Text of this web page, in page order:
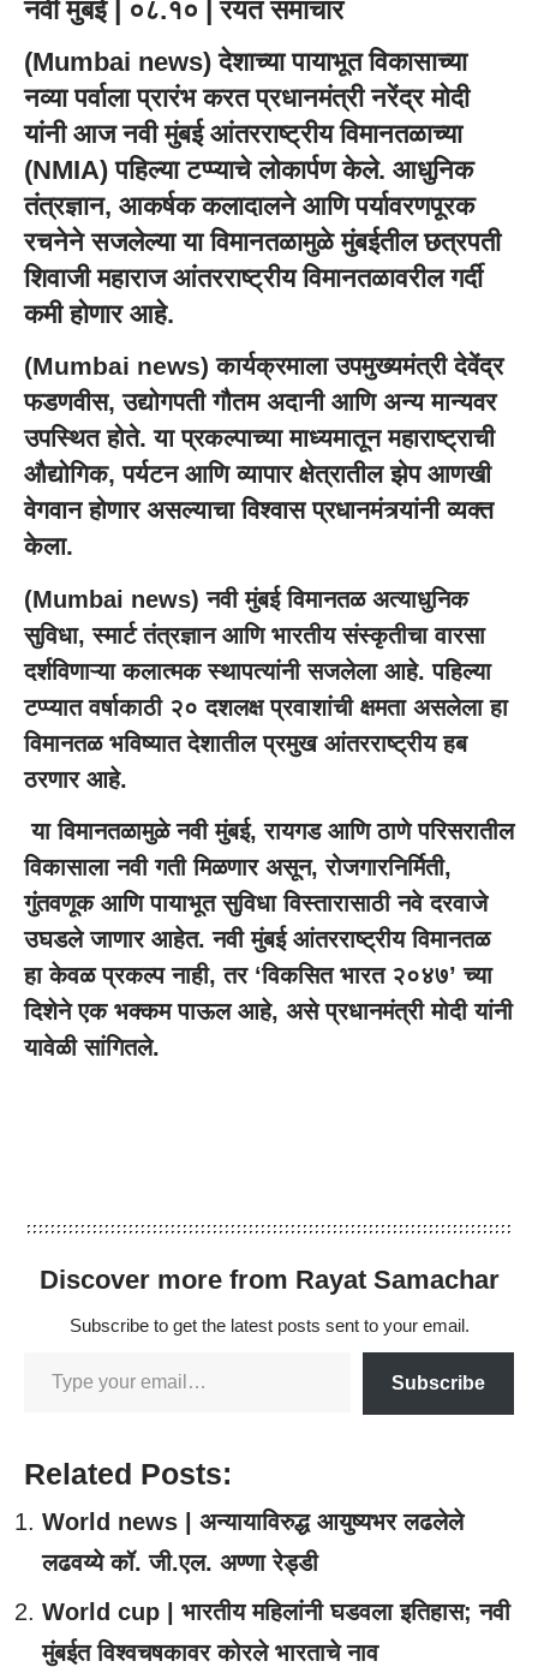
नवी मुंबई | ०८.१० | रयत समाचार
(Mumbai news) देशाच्या पायाभूत विकासाच्या
नव्या पर्वाला प्रारंभ करत प्रधानमंत्री नरेंद्र मोदी
यांनी आज नवी मुंबई आंतरराष्ट्रीय विमानतळाच्या
(NMIA) पहिल्या टप्प्याचे लोकार्पण केले. आधुनिक
तंत्रज्ञान, आकर्षक कलादालने आणि पर्यावरणपूरक
रचनेने सजलेल्या या विमानतळामुळे मुंबईतील छत्रपती
शिवाजी महाराज आंतरराष्ट्रीय विमानतळावरील गर्दी
कमी होणार आहे.
(Mumbai news) कार्यक्रमाला उपमुख्यमंत्री देवेंद्र
फडणवीस, उद्योगपती गौतम अदानी आणि अन्य मान्यवर
उपस्थित होते. या प्रकल्पाच्या माध्यमातून महाराष्ट्राची
औद्योगिक, पर्यटन आणि व्यापार क्षेत्रातील झेप आणखी
वेगवान होणार असल्याचा विश्वास प्रधानमंत्र्यांनी व्यक्त
केला.
(Mumbai news) नवी मुंबई विमानतळ अत्याधुनिक
सुविधा, स्मार्ट तंत्रज्ञान आणि भारतीय संस्कृतीचा वारसा
दर्शविणाऱ्या कलात्मक स्थापत्यांनी सजलेला आहे. पहिल्या
टप्प्यात वर्षाकाठी २० दशलक्ष प्रवाशांची क्षमता असलेला हा
विमानतळ भविष्यात देशातील प्रमुख आंतरराष्ट्रीय हब
ठरणार आहे.
या विमानतळामुळे नवी मुंबई, रायगड आणि ठाणे परिसरातील
विकासाला नवी गती मिळणार असून, रोजगारनिर्मिती,
गुंतवणूक आणि पायाभूत सुविधा विस्तारासाठी नवे दरवाजे
उघडले जाणार आहेत. नवी मुंबई आंतरराष्ट्रीय विमानतळ
हा केवळ प्रकल्प नाही, तर ‘विकसित भारत २०४७’ च्या
दिशेने एक भक्कम पाऊल आहे, असे प्रधानमंत्री मोदी यांनी
यावेळी सांगितले.
Discover more from Rayat Samachar
Subscribe to get the latest posts sent to your email.
Subscribe
Related Posts:
World news | अन्यायाविरुद्ध आयुष्यभर लढलेले
लढवय्ये कॉ. जी.एल. अण्णा रेड्डी
World cup | भारतीय महिलांनी घडवला इतिहास; नवी
मुंबईत विश्वचषकावर कोरले भारताचे नाव